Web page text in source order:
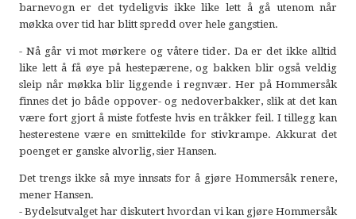
barnevogn er det tydeligvis ikke like lett å gå utenom når
møkka over tid har blitt spredd over hele gangstien.
- Nå går vi mot mørkere og våtere tider. Da er det ikke alltid
like lett å få øye på hestepærene, og bakken blir også veldig
sleip når møkka blir liggende i regnvær. Her på Hommersåk
finnes det jo både oppover- og nedoverbakker, slik at det kan
være fort gjort å miste fotfeste hvis en tråkker feil. I tillegg kan
hesterestene være en smittekilde for stivkrampe. Akkurat det
poenget er ganske alvorlig, sier Hansen.
Det trengs ikke så mye innsats for å gjøre Hommersåk renere,
mener Hansen.
- Bydelsutvalget har diskutert hvordan vi kan gjøre Hommersåk